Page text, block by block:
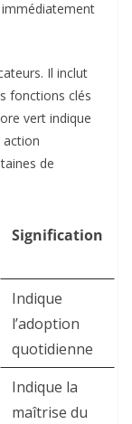
immédiatement
Il inclut
fonctions clés
vert indique
action
de
Signification
Indique
l’adoption
quotidienne
Indique la
maîtrise du